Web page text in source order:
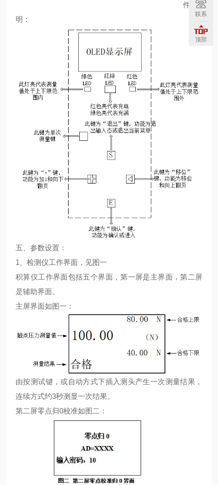
件说
明：
五、参数设置：
1、检测仪工作界面，见图一
积算仪工作界面包括五个界面，第一屏是主界面，第二屏
是辅助界面。
主屏界面如图一：
由按测试键，或自动方式下插入测头产生一次测量结果，
连续方式约3秒测显一次结果。
第二屏零点归0校准如图二：
联系
顶部